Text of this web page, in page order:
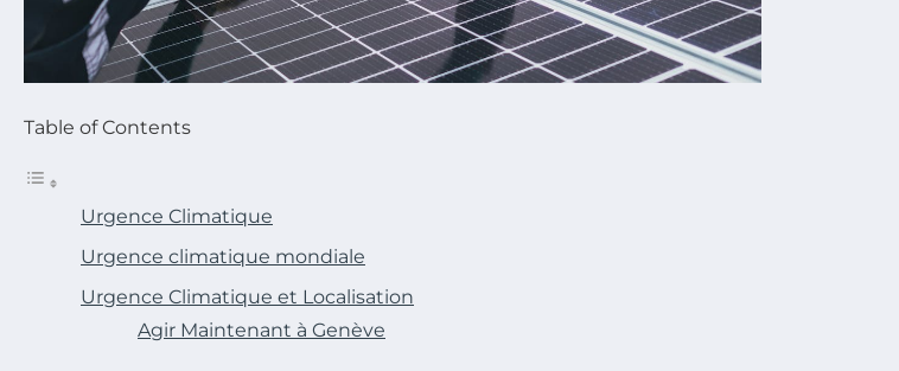
Table of Contents
Urgence Climatique
Urgence climatique mondiale
Urgence Climatique et Localisation
Agir Maintenant à Genève